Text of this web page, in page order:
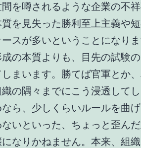
を噂されるような企業の不
を見失った勝利至上主義や
スが多いということになり
成の本質よりも、目先の試験
しまいます。勝てば官軍とか
の隅々までにこう浸透して
なら、少しくらいルールを曲
いといった、ちょっと歪ん
なりかねません。本来、組